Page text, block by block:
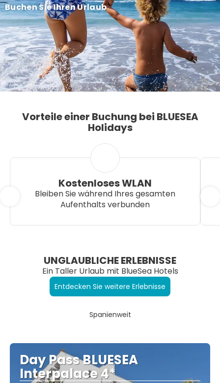
Buchen Sie Ihren Urlaub
Vorteile einer Buchung bei BLUESEA
Holidays
Kostenloses WLAN
Bleiben Sie während Ihres gesamten
Aufenthalts verbunden
UNGLAUBLICHE ERLEBNISSE
Ein Taller Urlaub mit BlueSea Hotels
Entdecken Sie weitere Erlebnisse
Spanienweit
Day Pass BLUESEA
Interpalace 4*